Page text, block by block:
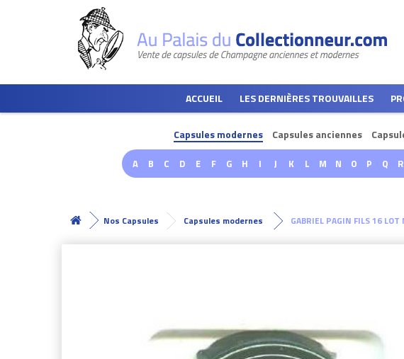
ACCUEIL LES DERNIÈRES TROUVAILLES
Capsules modernes Capsules anciennes
A B C D E F G H I J K L M N O P Q R
Nos Capsules Capsules modernes GABRIEL PAGIN FILS 16